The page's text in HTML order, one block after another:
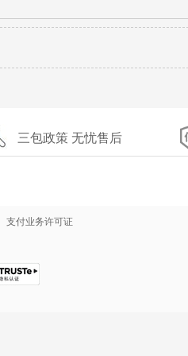
三包政策 无忧售后
支付业务许可证